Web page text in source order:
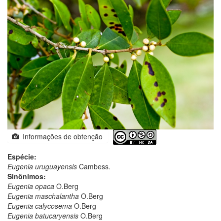
Informações de obtenção
Espécie:
Eugenia uruguayensis Cambess.
Sinônimos:
Eugenia opaca O.Berg
Eugenia maschalantha O.Berg
Eugenia calycosema O.Berg
Eugenia batucaryensis O.Berg